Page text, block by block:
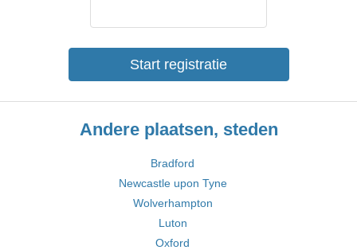
Start registratie
Andere plaatsen, steden
Bradford
Newcastle upon Tyne
Wolverhampton
Luton
Oxford